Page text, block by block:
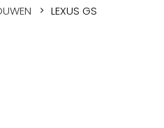
LEXUS GS